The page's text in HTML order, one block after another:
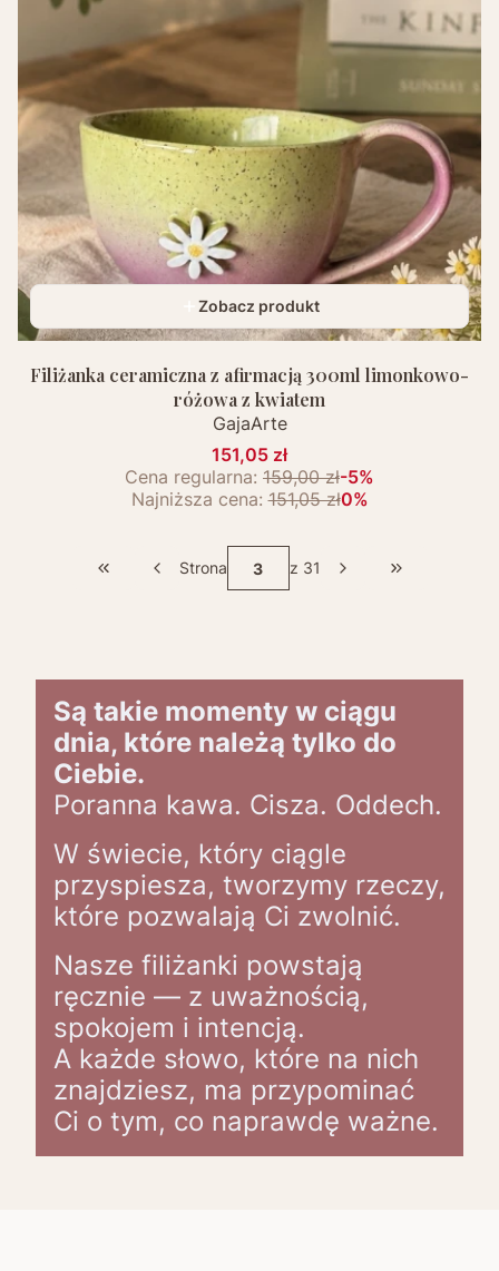
Zobacz produkt
Filiżanka ceramiczna z afirmacją 300ml limonkowo-
różowa z kwiatem
GajaArte
151,05 zł
Cena regularna: 159,00 zł-5%
Najniższa cena: 151,05 zł0%
Wróć do pierwszej strony z produktami
Strona z 31
Przejdź do
Są takie momenty w ciągu
dnia, które należą tylko do
Ciebie.
Poranna kawa. Cisza. Oddech.
W świecie, który ciągle
przyspiesza, tworzymy rzeczy,
które pozwalają Ci zwolnić.
Nasze filiżanki powstają
ręcznie — z uważnością,
spokojem i intencją.
A każde słowo, które na nich
znajdziesz, ma przypominać
Ci o tym, co naprawdę ważne.